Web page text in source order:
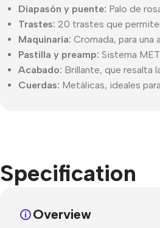
Diapasón y puente: Palo de
Trastes: 20 trastes que
Maquinaria: Cromada, para una
Pastilla y preamp: Sistema
Acabado: Brillante, que resalta
Cuerdas: Metálicas, ideales
Specification
Overview